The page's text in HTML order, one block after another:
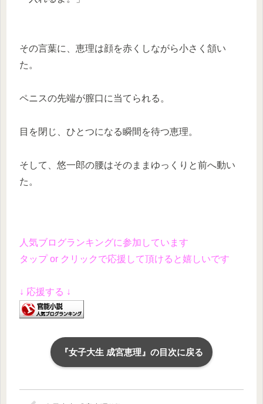
その言葉に、恵理は顔を赤くしながら小さく頷い
た。
ペニスの先端が膣口に当てられる。
目を閉じ、ひとつになる瞬間を待つ恵理。
そして、悠一郎の腰はそのままゆっくりと前へ動い
た。
人気ブログランキングに参加しています
タップ or クリックで応援して頂けると嬉しいです
↓ 応援する ↓
『女子大生 成宮恵理』の目次に戻る